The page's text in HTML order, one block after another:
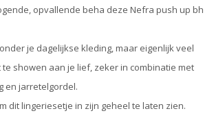
opvallende beha deze Nefra push up bh
je dagelijkse kleding, maar eigenlijk veel
showen aan je lief, zeker in combinatie met
en jarretelgordel.
dit lingeriesetje in zijn geheel te laten zien.